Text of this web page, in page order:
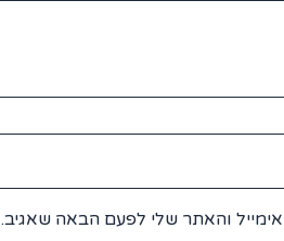
והאתר שלי לפעם הבאה שאגיב.